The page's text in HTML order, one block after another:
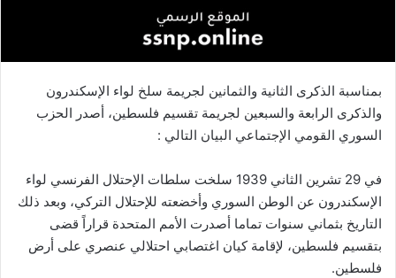
بمناسبة الذكرى الثانية والثمانين لجريمة سلخ لواء الإسكندرون
والذكرى الرابعة والسبعين لجريمة تقسيم فلسطين، أصدر الحزب
السوري القومي الإجتماعي البيان التالي :
في 29 تشرين الثاني 1939 سلخت سلطات الإحتلال الفرنسي لواء
الإسكندرون عن الوطن السوري وأخضعته للإحتلال التركي، وبعد ذلك
التاريخ بثماني سنوات تماما أصدرت الأمم المتحدة قراراً قضى
بتقسيم فلسطين، لإقامة كيان اغتصابي احتلالي عنصري على أرض
فلسطين.